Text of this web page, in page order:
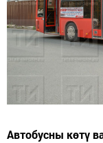
Автобусны көтү